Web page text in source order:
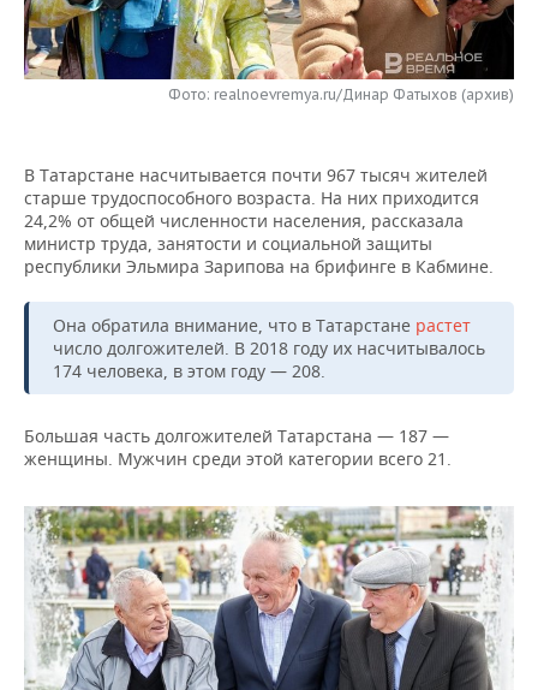
НЕФТЕХИМИЯ
НЕФТЬ
ЭНЕРГЕТИКА
РОЗНИЧНАЯ ТОРГОВЛЯ
НОВОСТИ ТЕХНОЛОГИЙ
ТЕЛЕКОММУНИКАЦИИ
МЕРОПРИЯТИЯ
НОВОСТИ МЕРОПРИЯТИЙ
БИЗНЕС-БРАНЧИ
ONLINE-КОНФЕРЕНЦИИ
ОТКРЫТАЯ ЛЕКЦИЯ
ФУТБОЛ
ХОККЕЙ
БАСКЕТБОЛ
ВОЛЕЙБОЛ
КИБЕРСПОРТ
ВОДНЫЕ ВИДЫ СПОРТА
ХОККЕЙ С МЯЧОМ
НОВОСТИ ОБЩЕСТВА
ВЛАСТЬ
ИНФРАСТРУКТУРА
ИСТОРИЯ
КУЛЬТУРА
ОБРАЗОВАНИЕ
ПРОИСШЕСТВИЯ
ФОТОГАЛЕРЕЯ
СЮЖЕТЫ
СПРАВОЧНИК
СПИСОК ПЕРСОН
СПИСОК КОМПАНИЙ
ПОЛНАЯ ВЕРСИЯ
Фото: realnoevremya.ru/Динар Фатыхов (архив)
В Татарстане насчитывается почти 967 тысяч жителей
старше трудоспособного возраста. На них приходится
24,2% от общей численности населения, рассказала
министр труда, занятости и социальной защиты
республики Эльмира Зарипова на брифинге в Кабмине.
Она обратила внимание, что в Татарстане растет
число долгожителей. В 2018 году их насчитывалось
174 человека, в этом году — 208.
Большая часть долгожителей Татарстана — 187 —
женщины. Мужчин среди этой категории всего 21.